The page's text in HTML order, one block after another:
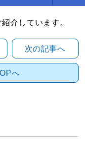
介しています。
次の記事へ
へ